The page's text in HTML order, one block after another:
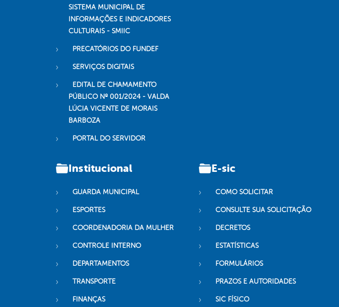
SISTEMA MUNICIPAL DE
INFORMAÇÕES E INDICADORES
CULTURAIS - SMIIC
PRECATÓRIOS DO FUNDEF
SERVIÇOS DIGITAIS
EDITAL DE CHAMAMENTO
PÚBLICO Nº 001/2024 - VALDA
LÚCIA VICENTE DE MORAIS
BARBOZA
PORTAL DO SERVIDOR
Institucional
GUARDA MUNICIPAL
ESPORTES
COORDENADORIA DA MULHER
CONTROLE INTERNO
DEPARTAMENTOS
TRANSPORTE
FINANÇAS
E-sic
COMO SOLICITAR
CONSULTE SUA SOLICITAÇÃO
DECRETOS
ESTATÍSTICAS
FORMULÁRIOS
PRAZOS E AUTORIDADES
SIC FÍSICO